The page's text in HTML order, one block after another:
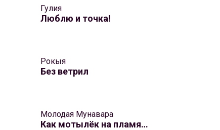
Гулия
Люблю и точка!
Рокыя
Без ветрил
Молодая Мунавара
Как мотылёк на пламя…